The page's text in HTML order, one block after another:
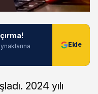
2024 yılı